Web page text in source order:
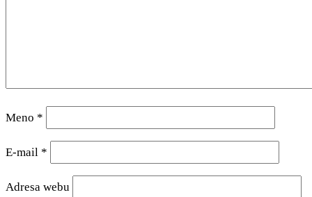
Meno *
E-mail *
Adresa webu